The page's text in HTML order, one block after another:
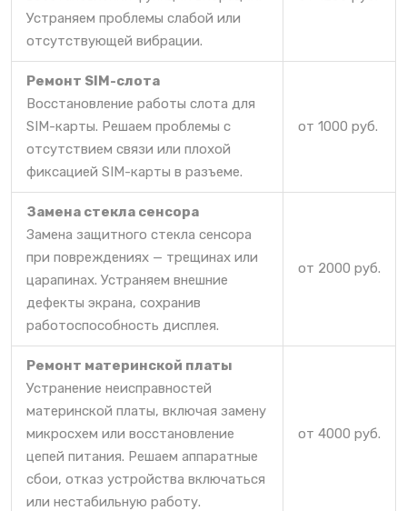
Устраняем проблемы слабой или
отсутствующей вибрации.
Ремонт SIM-слота
Восстановление работы слота для
SIM-карты. Решаем проблемы с
отсутствием связи или плохой
фиксацией SIM-карты в разъеме.
от 1000 руб.
Замена стекла сенсора
Замена защитного стекла сенсора
при повреждениях — трещинах или
царапинах. Устраняем внешние
дефекты экрана, сохранив
работоспособность дисплея.
от 2000 руб.
Ремонт материнской платы
Устранение неисправностей
материнской платы, включая замену
микросхем или восстановление
цепей питания. Решаем аппаратные
сбои, отказ устройства включаться
или нестабильную работу.
от 4000 руб.